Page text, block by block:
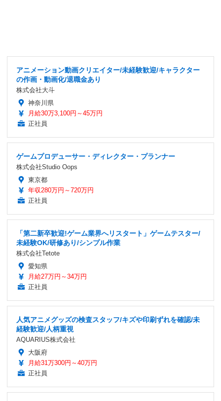
アニメーション動画クリエイター/未経験歓迎/キャラクター
の作画・動画化/退職金あり
株式会社大斗
神奈川県
月給30万3,100円～45万円
正社員
ゲームプロデューサー・ディレクター・プランナー
株式会社Studio Oops
東京都
年収280万円～720万円
正社員
「第二新卒歓迎!ゲーム業界へリスタート」ゲームテスター/
未経験OK/研修あり/シンプル作業
株式会社Tetote
愛知県
月給27万円～34万円
正社員
人気アニメグッズの検査スタッフ/キズや印刷ずれを確認/未
経験歓迎/人柄重視
AQUARIUS株式会社
大阪府
月給31万300円～40万円
正社員